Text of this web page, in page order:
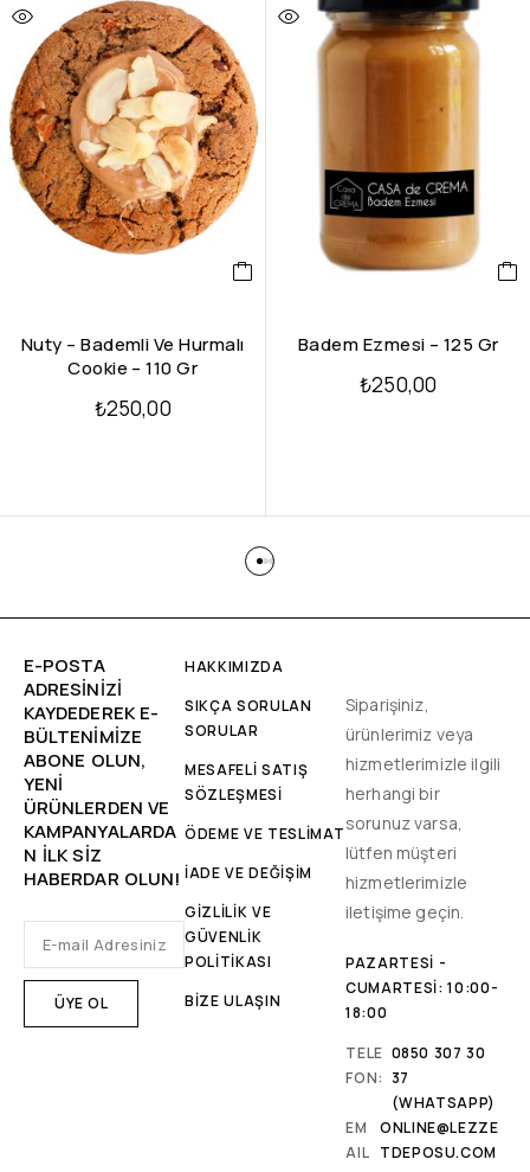
Nuty – Bademli Ve Hurmalı
Cookie – 110 Gr
₺250,00
Badem Ezmesi – 125 Gr
₺250,00
E-POSTA
ADRESINIZI
KAYDEDEREK E-
BÜLTENIMIZE
ABONE OLUN,
YENİ
ÜRÜNLERDEN VE
KAMPANYALARDA
N ILK SIZ
HABERDAR OLUN!
HAKKIMIZDA
SIKÇA SORULAN
SORULAR
MESAFELİ SATIŞ
SÖZLEŞMESİ
ÖDEME VE TESLİMAT
İADE VE DEĞİŞİM
GİZLİLİK VE
GÜVENLİK
POLİTİKASI
BİZE ULAŞIN
Siparişiniz,
ürünlerimiz veya
hizmetlerimizle ilgili
herhangi bir
sorunuz varsa,
lütfen müşteri
hizmetlerimizle
iletişime geçin.
PAZARTESI -
CUMARTESI: 10:00-
18:00
TELE
FON:
0850 307 30
37
(WHATSAPP)
EM
AIL
ONLINE@LEZZE
TDEPOSU.COM